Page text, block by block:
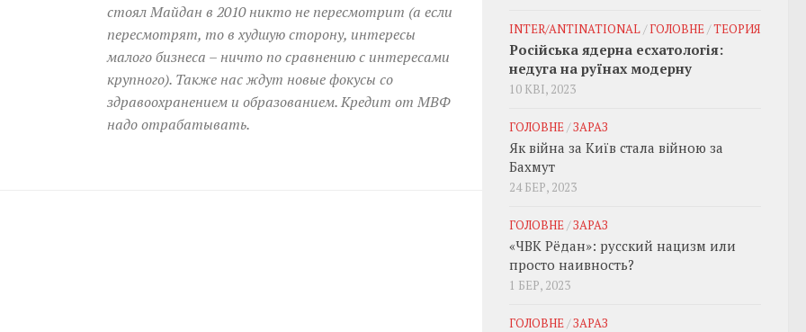
стоял Майдан в 2010 никто не пересмотрит (а если
пересмотрят, то в худшую сторону, интересы
малого бизнеса – ничто по сравнению с интересами
крупного). Также нас ждут новые фокусы со
здравоохранением и образованием. Кредит от МВФ
надо отрабатывать.
INTER/ANTINATIONAL/ГОЛОВНЕ/ТЕОРИЯ
Російська ядерна есхатологія:
недуга на руїнах модерну
10 КВІ, 2023
ГОЛОВНЕ/ЗАРАЗ
Як війна за Київ стала війною за
Бахмут
24 БЕР, 2023
ГОЛОВНЕ/ЗАРАЗ
«ЧВК Рёдан»: русский нацизм или
просто наивность?
1 БЕР, 2023
ГОЛОВНЕ/ЗАРАЗ